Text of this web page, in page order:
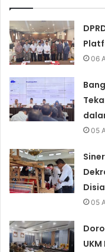
06
05
05